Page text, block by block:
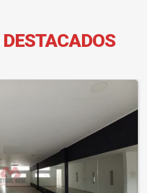
DESTACADOS